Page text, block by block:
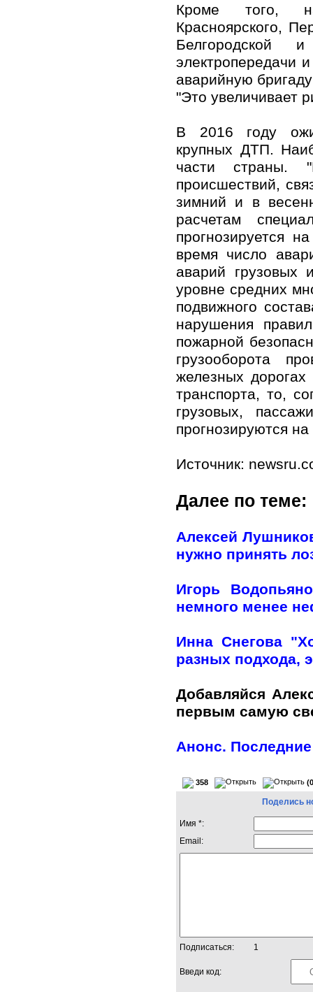
Кроме того, на
Красноярского,
Белгородской
электропередачи
аварийную
"Это увеличивает
В 2016 году
крупных ДТП.
части страны.
происшествий,
зимний и в
расчетам
прогнозируется
время число
аварий грузовых
уровне средних
подвижного
нарушения
пожарной
грузооборота
железных
транспорта, то,
грузовых,
прогнозируются
Источник:
Далее по теме:
Алексей
нужно принять
Игорь
немного менее
Инна Снегова
разных подхода,
Добавляйся
первым самую
Анонс.
358
Поделись
Имя *:
Email:
Подписаться: 1
Введи код: